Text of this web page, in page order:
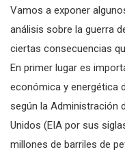
Vamos a exponer
análisis sobre la guerra
ciertas consecuencias
En primer lugar es
económica y energética
según la Administración
Unidos (EIA por sus
millones de barriles de